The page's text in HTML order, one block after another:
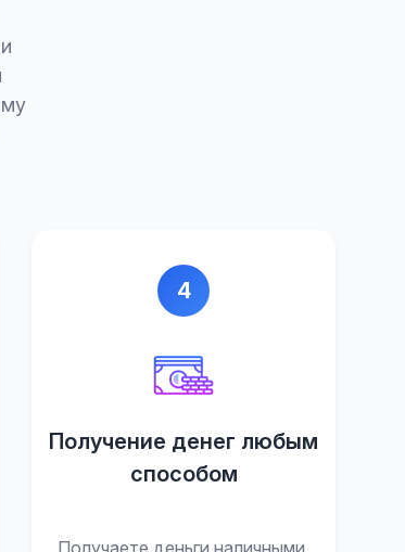
4
Получение денег любым
способом
Получаете деньги наличными,